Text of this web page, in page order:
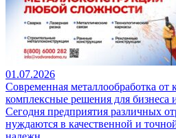
01.07.2026
Современная металлообработка от
комплексные решения для бизнеса
Сегодня предприятия различных
нуждаются в качественной и